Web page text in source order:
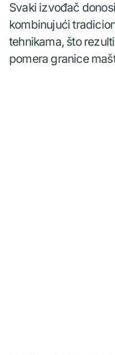
Svaki izvođač
kombinujući
tehnikama, što
pomera granice